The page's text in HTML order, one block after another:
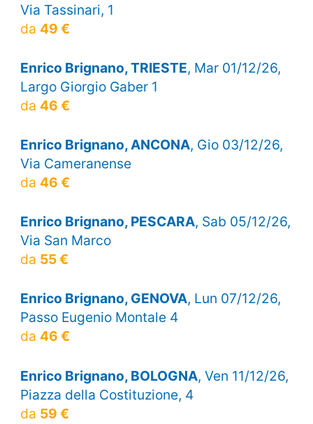
Via Tassinari, 1
da 49 €
Enrico Brignano, TRIESTE, Mar 01/12/26,
Largo Giorgio Gaber 1
da 46 €
Enrico Brignano, ANCONA, Gio 03/12/26,
Via Cameranense
da 46 €
Enrico Brignano, PESCARA, Sab 05/12/26,
Via San Marco
da 55 €
Enrico Brignano, GENOVA, Lun 07/12/26,
Passo Eugenio Montale 4
da 46 €
Enrico Brignano, BOLOGNA, Ven 11/12/26,
Piazza della Costituzione, 4
da 59 €